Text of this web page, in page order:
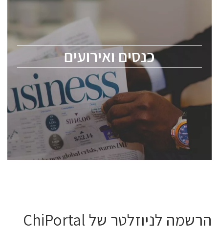
כנסים ואירועים
לכל העוסקים בתעשיית הסמיקונדקטור כולל מהנדסים,
ChipEx2026 will be held on May 12-13, 2026. The
conference is intended for everyone involved in the
semiconductor industry, including engineers,
professional experts, and senior executives.
לחץ לפרטים
הרשמה לניוזלטר של ChiPortal